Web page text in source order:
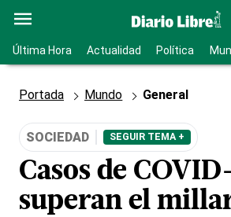
Última Hora Actualidad Política
Portada Mundo General
SOCIEDAD SEGUIR TEMA +
Casos de
superan el